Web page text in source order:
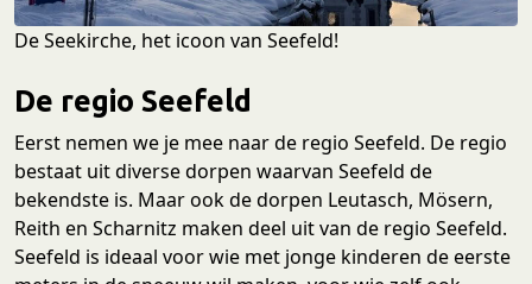
De Seekirche, het icoon van Seefeld!
De regio Seefeld
Eerst nemen we je mee naar de regio Seefeld. De regio
bestaat uit diverse dorpen waarvan Seefeld de
bekendste is. Maar ook de dorpen Leutasch, Mösern,
Reith en Scharnitz maken deel uit van de regio Seefeld.
Seefeld is ideaal voor wie met jonge kinderen de eerste